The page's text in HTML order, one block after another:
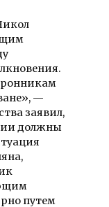
—
заявил,
должны
путем